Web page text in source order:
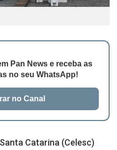
Pan News e receba as
no seu WhatsApp!
no Canal
Catarina (Celesc)